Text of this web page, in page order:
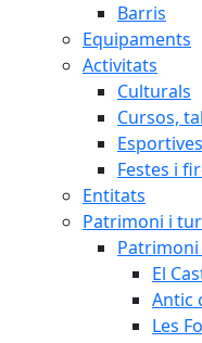
Barris
Equipaments
Activitats
Culturals
Cursos,
Esportives
Festes i
Entitats
Patrimoni i
El
Antic
Les